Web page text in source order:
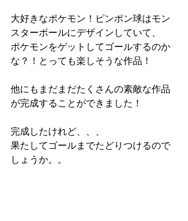
大好きなポケモン！ピンポン球はモン
スターボールにデザインしていて、
ポケモンをゲットしてゴールするのか
な？！とっても楽しそうな作品！
他にもまだまだたくさんの素敵な作品
が完成することができました！
完成したけれど、、、
果たしてゴールまでたどりつけるので
しょうか。。